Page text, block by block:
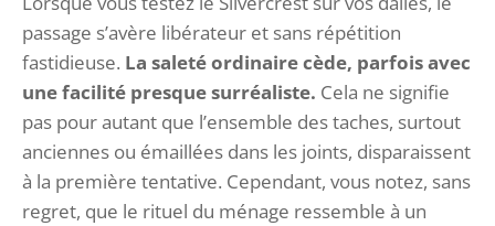
passage s’avère libérateur et sans répétition
fastidieuse. La saleté ordinaire cède, parfois avec
une facilité presque surréaliste. Cela ne signifie
pas pour autant que l’ensemble des taches, surtout
anciennes ou émaillées dans les joints, disparaissent
à la première tentative. Cependant, vous notez, sans
regret, que le rituel du ménage ressemble à un